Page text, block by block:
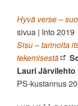
Hyvä verse –
sivua | Into 2019
Sisu – tarinoita
tekemisestä
Lauri Järvilehto
PS-kustannus